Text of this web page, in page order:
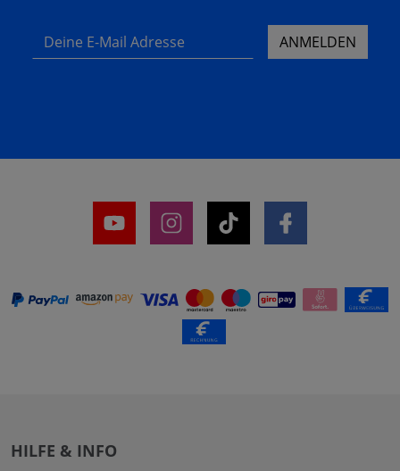
Deine E-Mail Adresse ANMELDEN
HILFE & INFO